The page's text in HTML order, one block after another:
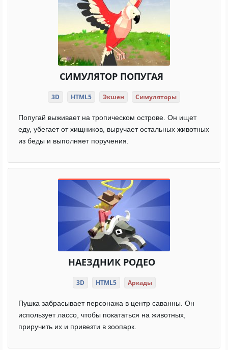
СИМУЛЯТОР ПОПУГАЯ
3D HTML5 Экшен Симуляторы
Попугай выживает на тропическом острове. Он ищет
еду, убегает от хищников, выручает остальных животных
из беды и выполняет поручения.
НАЕЗДНИК РОДЕО
3D HTML5 Аркады
Пушка забрасывает персонажа в центр саванны. Он
использует лассо, чтобы покататься на животных,
приручить их и привезти в зоопарк.